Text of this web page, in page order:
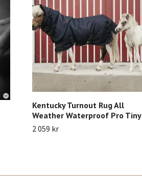
Kentucky Turnout Rug All
Weather Waterproof Pro Tiny
2 059 kr